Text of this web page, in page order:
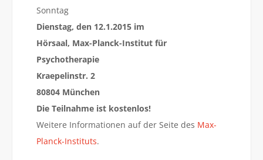
Sonntag
Dienstag, den 12.1.2015 im
Hörsaal, Max-Planck-Institut für
Psychotherapie
Kraepelinstr. 2
80804 München
Die Teilnahme ist kostenlos!
Weitere Informationen auf der Seite des Max-
Planck-Instituts.